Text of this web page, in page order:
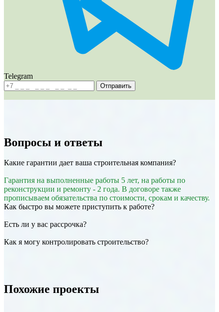
Telegram
Отправить
Вопросы и ответы
Какие гарантии дает ваша строительная компания?
Гарантия на выполненные работы 5 лет, на работы по
реконструкции и ремонту - 2 года. В договоре также
прописываем обязательства по стоимости, срокам и качеству.
Как быстро вы можете приступить к работе?
Есть ли у вас рассрочка?
Как я могу контролировать строительство?
Похожие проекты